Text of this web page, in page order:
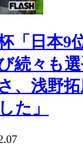
「日本
続々も
、浅野
た」